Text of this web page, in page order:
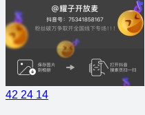
42 24 14